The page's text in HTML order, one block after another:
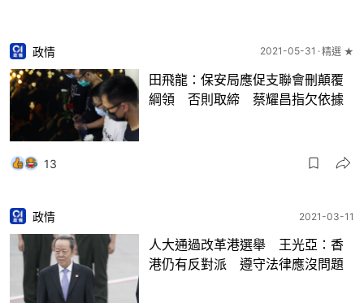
政情 2021-05-31 精選 ★
田飛龍：保安局應促支聯會刪顛覆
綱領 否則取締 蔡耀昌指欠依據
13
政情 2021-03-11
人大通過改革港選舉 王光亞：香
港仍有反對派 遵守法律應沒問題